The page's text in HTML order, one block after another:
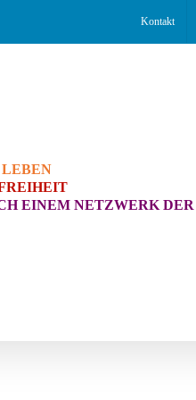
Kontakt
EINEM NETZWERK